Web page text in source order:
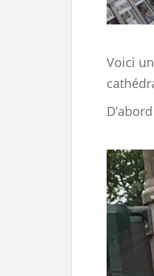
Voici